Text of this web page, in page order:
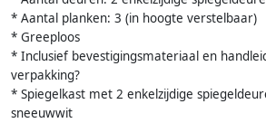
* Aantal planken: 3 (in hoogte verstelbaar)
* Greeploos
* Inclusief bevestigingsmateriaal en
verpakking?
* Spiegelkast met 2 enkelzijdige
sneeuwwit